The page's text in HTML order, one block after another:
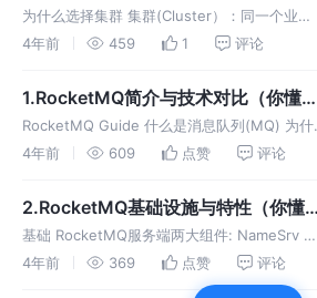
RocketMQ吗？）
为什么选择集群 集群(Cluster）：同一个业
务，部署在多台服务器上，这个就叫做集群。
这样会让第一台总是承担最大压力，会导致业务
处理速度效率很低，因此我们
4年前 459 1 评论
1.RocketMQ简介与技术对比（你懂
RocketMQ吗？）
RocketMQ Guide 什么是消息队列(MQ) 为什
么使用消息队列？ 解耦：一个系统或者一个模
很复杂，维护起来很麻烦。如果这个调用不需要
4年前 609 点赞 评论
2.RocketMQ基础设施与特性（你懂
RocketMQ吗？下一章show you the
code~）
基础 RocketMQ服务端两大组件: NameSrv 类
似于kafka强依赖的zookeeper，但是相当的轻
量，以至于namesrv并不能像zookeeper一样
4年前 369 点赞 评论